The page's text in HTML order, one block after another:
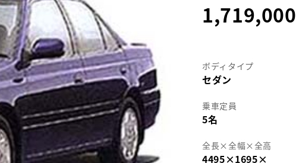
1,719,000
ボディタイプ
セダン
乗車定員
5名
全長×全幅×全高
4495×1695×